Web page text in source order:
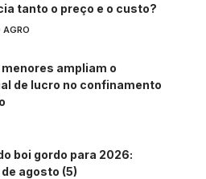
tanto o preço e o custo?
AGRO
ampliam o
de lucro no confinamento
boi gordo para 2026:
agosto (5)